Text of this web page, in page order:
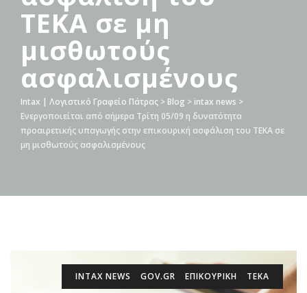
ΤΕΚΑ σε μη
μισθωτούς
ασφαλισμένους
Intax | Λογιστικό Γραφείο Πάτρας > Blog > intax news >
Ενεργοποιείται από σήμερα Τρίτη 05/09 η δυνατότητα
προαιρετικής υπαγωγής στην επικουρική ασφάλιση του ΤΕΚΑ σε
μη μισθωτούς ασφαλισμένους
INTAX NEWS GOV.GR ΕΠΙΚΟΥΡΙΚΉ ΤΕΚΑ